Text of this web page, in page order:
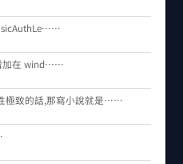
加在 wind……
極致的話,那寫小說就是……